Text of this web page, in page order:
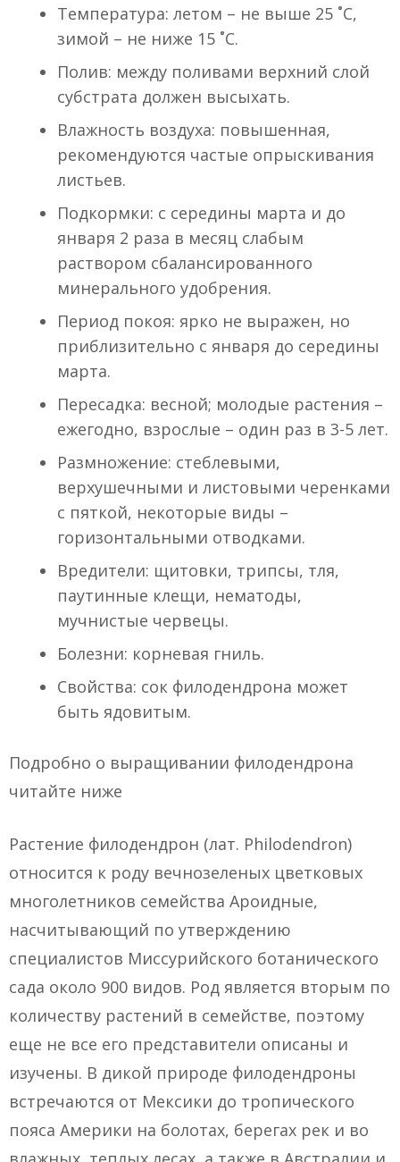
Температура: летом – не выше 25 ˚C,
зимой – не ниже 15 ˚C.
Полив: между поливами верхний слой
субстрата должен высыхать.
Влажность воздуха: повышенная,
рекомендуются частые опрыскивания
листьев.
Подкормки: с середины марта и до
января 2 раза в месяц слабым
раствором сбалансированного
минерального удобрения.
Период покоя: ярко не выражен, но
приблизительно с января до середины
марта.
Пересадка: весной; молодые растения –
ежегодно, взрослые – один раз в 3-5 лет.
Размножение: стеблевыми,
верхушечными и листовыми черенками
с пяткой, некоторые виды –
горизонтальными отводками.
Вредители: щитовки, трипсы, тля,
паутинные клещи, нематоды,
мучнистые червецы.
Болезни: корневая гниль.
Свойства: сок филодендрона может
быть ядовитым.
Подробно о выращивании филодендрона
читайте ниже
Растение филодендрон (лат. Philodendron)
относится к роду вечнозеленых цветковых
многолетников семейства Ароидные,
насчитывающий по утверждению
специалистов Миссурийского ботанического
сада около 900 видов. Род является вторым по
количеству растений в семействе, поэтому
еще не все его представители описаны и
изучены. В дикой природе филодендроны
встречаются от Мексики до тропического
пояса Америки на болотах, берегах рек и во